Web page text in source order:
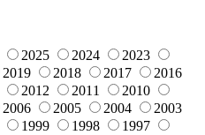
2025 2024
2023
2019 2018 2017
2016
2012 2011
2010
2006 2005 2004
2003
1999 1998
1997